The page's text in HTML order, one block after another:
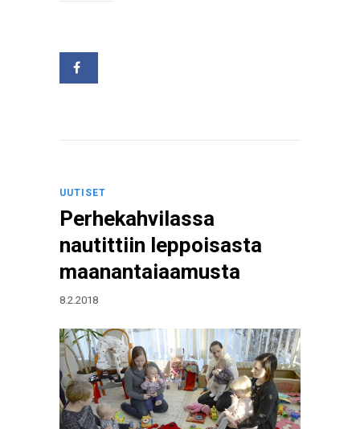
UUTISET
Perhekahvilassa
nautittiin leppoisasta
maanantaiaamusta
8.2.2018